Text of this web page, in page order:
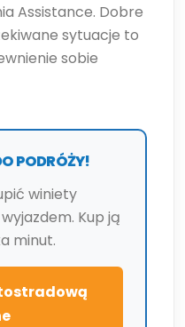
Assistance. Dobre
sytuacje to
sobie
PODRÓŻY!
winiety
Kup ją
minut.